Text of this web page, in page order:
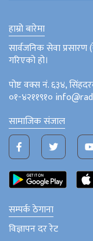
हाम्रो बारेमा
सार्वजनिक सेवा प्रसारण
गरिएको हो।
पोष्ट वक्स नं. ६३४,
०१-४२११९१०
सामाजिक संजाल
सम्पर्क ठेगाना
विज्ञापन दर रेट